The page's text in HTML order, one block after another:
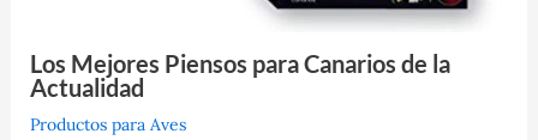
Los Mejores Piensos para Canarios de la
Actualidad
Productos para Aves